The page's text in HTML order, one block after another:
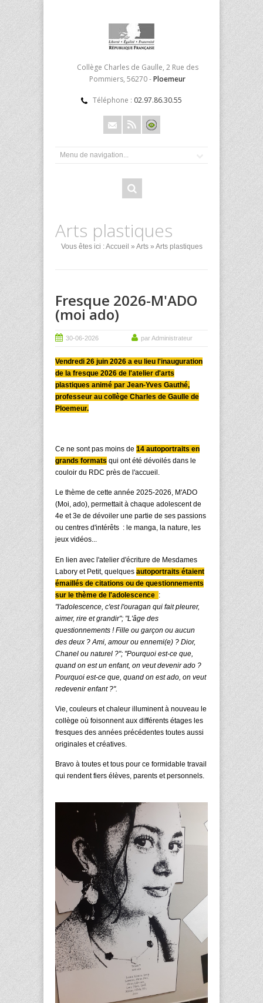
Collège Charles de Gaulle, 2 Rue des
Pommiers, 56270 -Ploemeur
Téléphone : 02.97.86.30.55
Arts plastiques
Vous êtes ici :Accueil » Arts » Arts plastiques
Fresque 2026-M'ADO
(moi ado)
30-06-2026 par Administrateur
Vendredi 26 juin 2026 a eu lieu l'inauguration
de la fresque 2026 de l'atelier d'arts
plastiques animé par Jean-Yves Gauthé,
professeur au collège Charles de Gaulle de
Ploemeur.
Ce ne sont pas moins de 14 autoportraits en
grands formats qui ont été dévoilés dans le
couloir du RDC près de l'accueil.
Le thème de cette année 2025-2026, M'ADO
(Moi, ado), permettait à chaque adolescent de
4e et 3e de dévoiler une partie de ses passions
ou centres d'intérêts : le manga, la nature, les
jeux vidéos...
En lien avec l'atelier d'écriture de Mesdames
Labory et Petit, quelques autoportraits étaient
émaillés de citations ou de questionnements
sur le thème de l'adolescence :
"l'adolescence, c'est l'ouragan qui fait pleurer,
aimer, rire et grandir"; "L'âge des
questionnements ! Fille ou garçon ou aucun
des deux ? Ami, amour ou ennemi(e) ? Dior,
Chanel ou naturel ?"; "Pourquoi est-ce que,
quand on est un enfant, on veut devenir ado ?
Pourquoi est-ce que, quand on est ado, on veut
redevenir enfant ?".
Vie, couleurs et chaleur illuminent à nouveau le
collège où foisonnent aux différents étages les
fresques des années précédentes toutes aussi
originales et créatives.
Bravo à toutes et tous pour ce formidable travail
qui rendent fiers élèves, parents et personnels.